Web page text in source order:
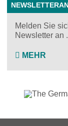
Melden Sie
Newsletter an
MEHR